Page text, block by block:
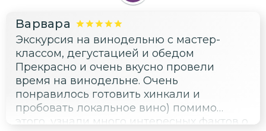
Варвара
Экскурсия на винодельню с мастер-
классом, дегустацией и обедом
Прекрасно и очень вкусно провели
время на винодельне. Очень
понравилось готовить хинкали и
пробовать локальное вино) помимо
этого, узнали много интересных фактов о